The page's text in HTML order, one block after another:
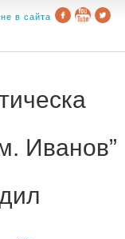
в сайта
Иванов”